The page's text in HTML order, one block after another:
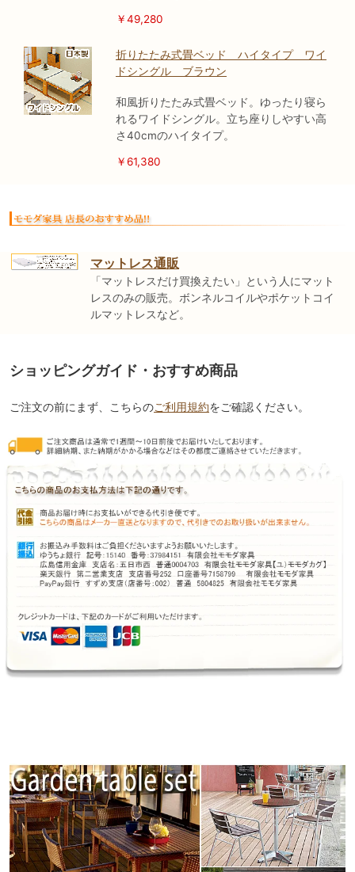
￥49,280
折りたたみ式畳ベッド ハイタイプ ワイ
ドシングル ブラウン
和風折りたたみ式畳ベッド。ゆったり寝ら
れるワイドシングル。立ち座りしやすい高
さ40cmのハイタイプ。
￥61,380
マットレス通販
「マットレスだけ買換えたい」という人にマット
レスのみの販売。ボンネルコイルやポケットコイ
ルマットレスなど。
ショッピングガイド・おすすめ商品
ご注文の前にまず、こちらのご利用規約をご確認ください。